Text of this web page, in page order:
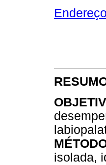
isolada,